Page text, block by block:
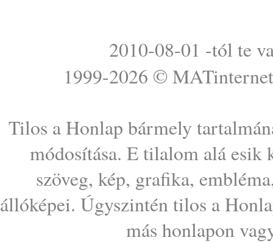
2010-08-01 -tól te
1999-2026 © MATinternet
Tilos a Honlap bármely
módosítása. E tilalom alá esik
szöveg, kép, grafika,
állóképei. Úgyszintén tilos a
más honlapon